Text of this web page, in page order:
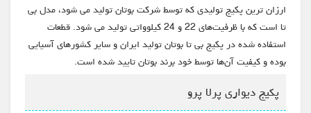
ارزان ‌ترین پکیج تولیدی که توسط شرکت بوتان تولید می شود، مدل بی
تا است که با ظرفیت‌های 22 و 24 کیلوواتی تولید می شود. قطعات
استفاده شده در پکیج بی تا بوتان تولید ایران و سایر کشورهای آسیایی
بوده و کیفیت آن‌ها توسط خود برند بوتان تایید شده است.
پکیج دیواری پرلا پرو